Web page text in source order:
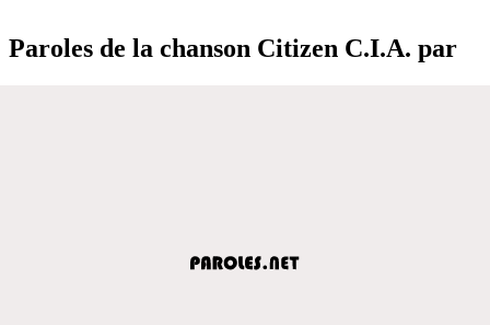
Paroles de la chanson Citizen C.I.A. par